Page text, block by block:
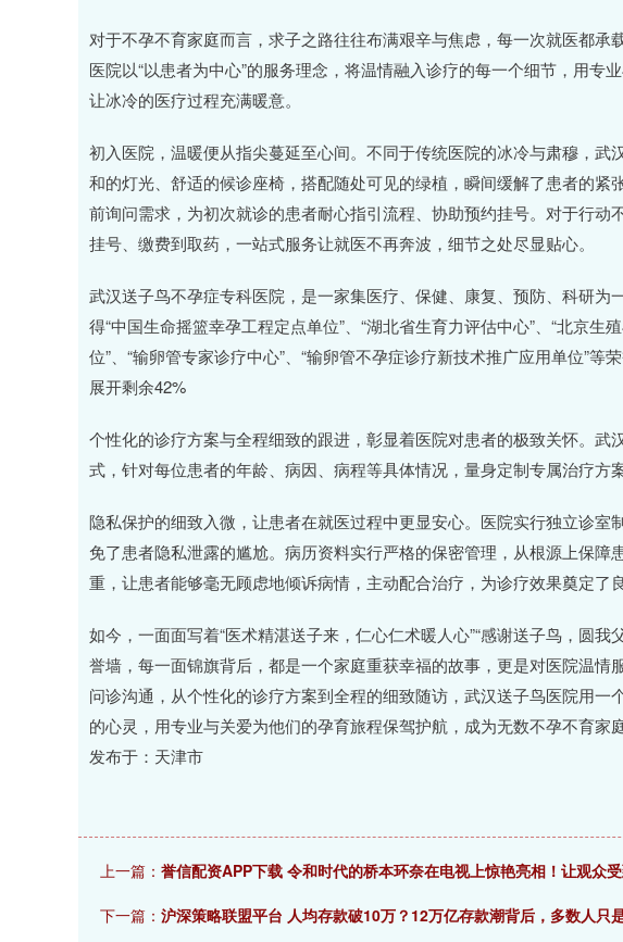
对于不孕不育家庭而言，求子之路往往布满艰辛与焦虑，每一次就医都
医院以“以患者为中心”的服务理念，将温情融入诊疗的每一个细节，用专
让冰冷的医疗过程充满暖意。
初入医院，温暖便从指尖蔓延至心间。不同于传统医院的冰冷与肃穆，武
和的灯光、舒适的候诊座椅，搭配随处可见的绿植，瞬间缓解了患者的紧
前询问需求，为初次就诊的患者耐心指引流程、协助预约挂号。对于行动
挂号、缴费到取药，一站式服务让就医不再奔波，细节之处尽显贴心。
武汉送子鸟不孕症专科医院，是一家集医疗、保健、康复、预防、科研为
得“中国生命摇篮幸孕工程定点单位”、“湖北省生育力评估中心”、“北京生
位”、“输卵管专家诊疗中心”、“输卵管不孕症诊疗新技术推广应用单位”等荣
展开剩余42%
个性化的诊疗方案与全程细致的跟进，彰显着医院对患者的极致关怀。武
式，针对每位患者的年龄、病因、病程等具体情况，量身定制专属治疗方案
隐私保护的细致入微，让患者在就医过程中更显安心。医院实行独立诊室
免了患者隐私泄露的尴尬。病历资料实行严格的保密管理，从根源上保障
重，让患者能够毫无顾虑地倾诉病情，主动配合治疗，为诊疗效果奠定了良
如今，一面面写着“医术精湛送子来，仁心仁术暖人心”“感谢送子鸟，圆
誉墙，每一面锦旗背后，都是一个家庭重获幸福的故事，更是对医院温情
问诊沟通，从个性化的诊疗方案到全程的细致随访，武汉送子鸟医院用
的心灵，用专业与关爱为他们的孕育旅程保驾护航，成为无数不孕不育家庭
发布于：天津市
上一篇： 誉信配资APP下载 令和时代的桥本环奈在电视上惊艳亮相！让观众
下一篇： 沪深策略联盟平台 人均存款破10万？12万亿存款潮背后，多数人只